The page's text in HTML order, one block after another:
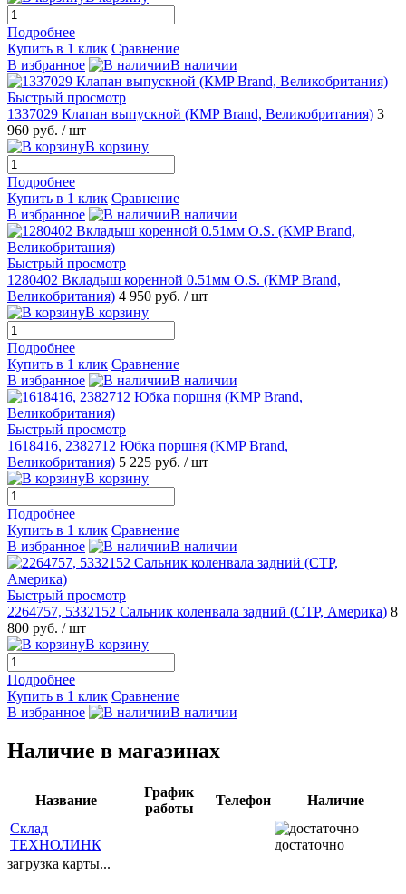
Подробнее
Купить в 1 клик Сравнение
В избранное
В наличии
Быстрый просмотр
1337029 Клапан выпускной (КMP Brand, Великобритания) 3
960 руб. / шт
В корзину
Подробнее
Купить в 1 клик Сравнение
В избранное
В наличии
Быстрый просмотр
1280402 Вкладыш коренной 0.51мм O.S. (КMP Brand,
Великобритания) 4 950 руб. / шт
В корзину
Подробнее
Купить в 1 клик Сравнение
В избранное
В наличии
Быстрый просмотр
1618416, 2382712 Юбка поршня (KMP Brand,
Великобритания) 5 225 руб. / шт
В корзину
Подробнее
Купить в 1 клик Сравнение
В избранное
В наличии
Быстрый просмотр
2264757, 5332152 Сальник коленвала задний (CTP, Америка) 8
800 руб. / шт
В корзину
Подробнее
Купить в 1 клик Сравнение
В избранное
В наличии
Наличие в магазинах
Название
График
работы
Телефон
Наличие
Склад
ТЕХНОЛИНК
достаточно
загрузка карты...